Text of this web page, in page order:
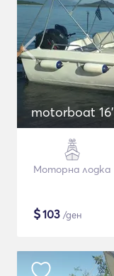
motorboat 16'
Моторна лодка
$103 /ден